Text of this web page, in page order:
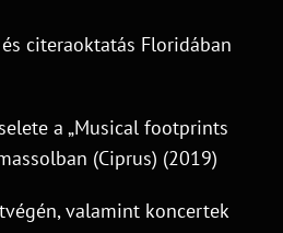
citeraoktatás Floridában
a „Musical footprints
(Ciprus) (2019)
valamint koncertek